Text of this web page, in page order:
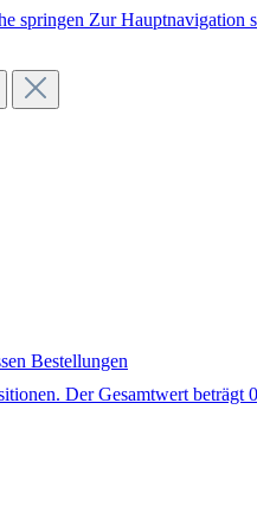
springen Zur Hauptnavigation
Bestellungen
Der Gesamtwert beträgt